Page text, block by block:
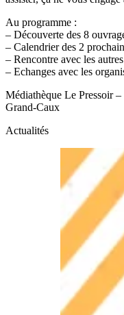
Au programme :
– Découverte des 8
– Calendrier des 2
– Rencontre avec les
– Echanges avec les
Médiathèque Le Pressoir
Grand-Caux
Actualités